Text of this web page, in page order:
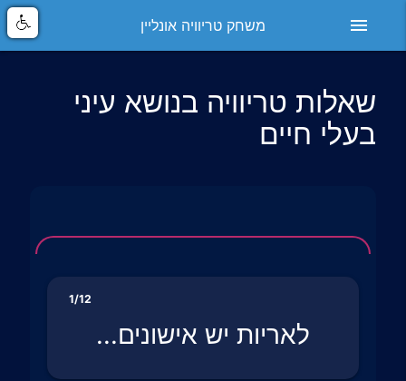
menu משחק טריוויה אונליין
שאלות טריוויה בנושא עיני
בעלי חיים
1/12
לאריות יש אישונים...